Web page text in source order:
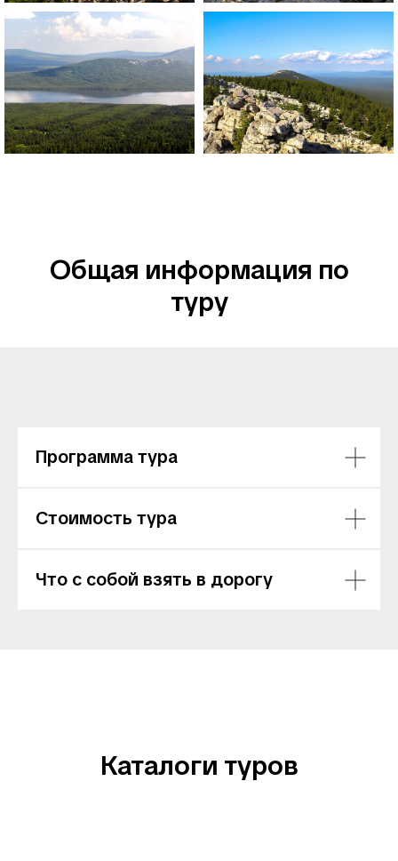
Общая информация по
туру
Программа тура
Стоимость тура
Что с собой взять в дорогу
Каталоги туров